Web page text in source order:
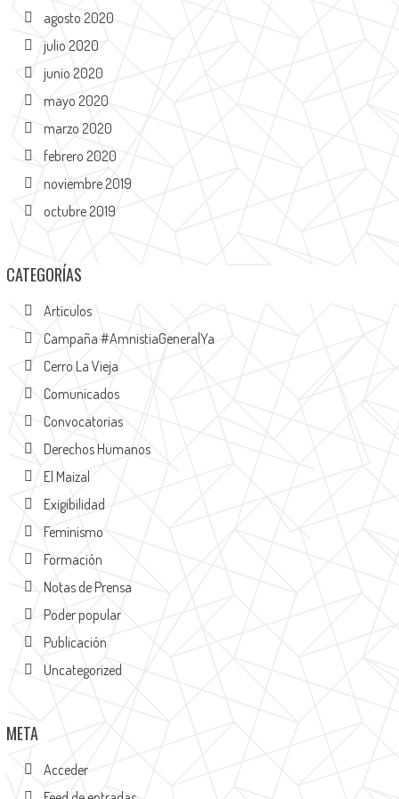
agosto 2020
julio 2020
junio 2020
mayo 2020
marzo 2020
febrero 2020
noviembre 2019
octubre 2019
CATEGORÍAS
Artículos
Campaña #AmnistiaGeneralYa
Cerro La Vieja
Comunicados
Convocatorias
Derechos Humanos
El Maizal
Exigibilidad
Feminismo
Formación
Notas de Prensa
Poder popular
Publicación
Uncategorized
META
Acceder